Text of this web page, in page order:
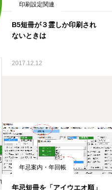
印刷設定関連
B5短冊が３霊しか印刷され
ないときは
2017.12.12
年忌案内・年回帳
年忌短冊を「アイウエオ順」